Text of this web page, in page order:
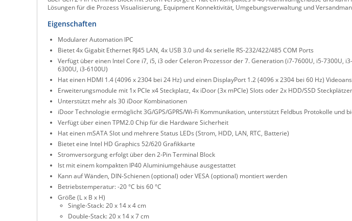
Lösungen für die Prozess Visualisierung, Equipment Konnektivität, Umgebungsverwaltung und
Eigenschaften
Modularer Automation IPC
Bietet 4x Gigabit Ethernet RJ45 LAN, 4x USB 3.0 und 4x serielle RS-232/422/485 COM Ports
Verfügt über einen Intel Core i7, i5, i3 oder Celeron Prozessor der 7. Generation (i7-7600U, i5-7300U,
6300U, i3-6100U)
Hat einen HDMI 1.4 (4096 x 2304 bei 24 Hz) und einen DisplayPort 1.2 (4096 x 2304 bei 60 Hz)
Erweiterungsmodule mit 1x PCIe x4 Steckplatz, 4x iDoor (3x mPCIe) Slots oder 2x HDD/SSD
Unterstützt mehr als 30 iDoor Kombinationen
iDoor Technologie ermöglicht 3G/GPS/GPRS/Wi-Fi Kommunikation, unterstützt Feldbus Protokolle und
Verfügt über einen TPM2.0 Chip für die Hardware Sicherheit
Hat einen mSATA Slot und mehrere Status LEDs (Strom, HDD, LAN, RTC, Batterie)
Bietet eine Intel HD Graphics 52/620 Grafikkarte
Stromversorgung erfolgt über den 2-Pin Terminal Block
Ist mit einem kompakten IP40 Aluminiumgehäuse ausgestattet
Kann auf Wänden, DIN-Schienen (optional) oder VESA (optional) montiert werden
Betriebstemperatur: -20 °C bis 60 °C
Größe (L x B x H)
Single-Stack: 20 x 14 x 4 cm
Double-Stack: 20 x 14 x 7 cm